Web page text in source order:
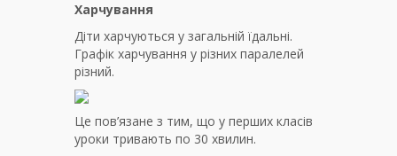
Харчування
Діти харчуються у загальній їдальні.
Графік харчування у різних паралелей
різний.
Це пов’язане з тим, що у перших класів
уроки тривають по 30 хвилин.